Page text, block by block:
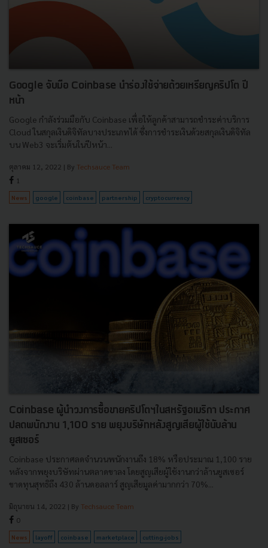
Google จับมือ Coinbase นำร่องใช้จ่ายด้วยเหรียญคริปโต ปี
หน้า
Google กำลังร่วมมือกับ Coinbase เพื่อให้ลูกค้าสามารถชำระค่าบริการ
Cloud ในสกุลเงินดิจิทัลบางประเภทได้ ซึ่งการชำระเงินด้วยสกุลเงินดิจิทัล
บน Web3 จะเริ่มต้นในปีหน้า...
ตุลาคม 12, 2022 | By Techsauce Team
1
News google coinbase partnership cryptocurrency
Coinbase ผู้นำวงการซื้อขายคริปโตฯในสหรัฐอเมริกา ประกาศ
ปลดพนักงาน 1,100 ราย พยุงบริษัทหลังสูญเสียผู้ใช้นับล้าน
ยูสเซอร์
Coinbase ประกาศลดจำนวนพนักงานถึง 18% หรือประมาณ 1,100 ราย
หลังจากพยุงบริษัทผ่านตลาดขาลง โดยสูญเสียผู้ใช้งานกว่าล้านยูสเซอร์
ขาดทุนสุทธิถึง 430 ล้านดอลลาร์ สูญเสียมูลค่ามากกว่า 70%...
มิถุนายน 14, 2022 | By Techsauce Team
0
News layoff coinbase marketplace cutting-jobs